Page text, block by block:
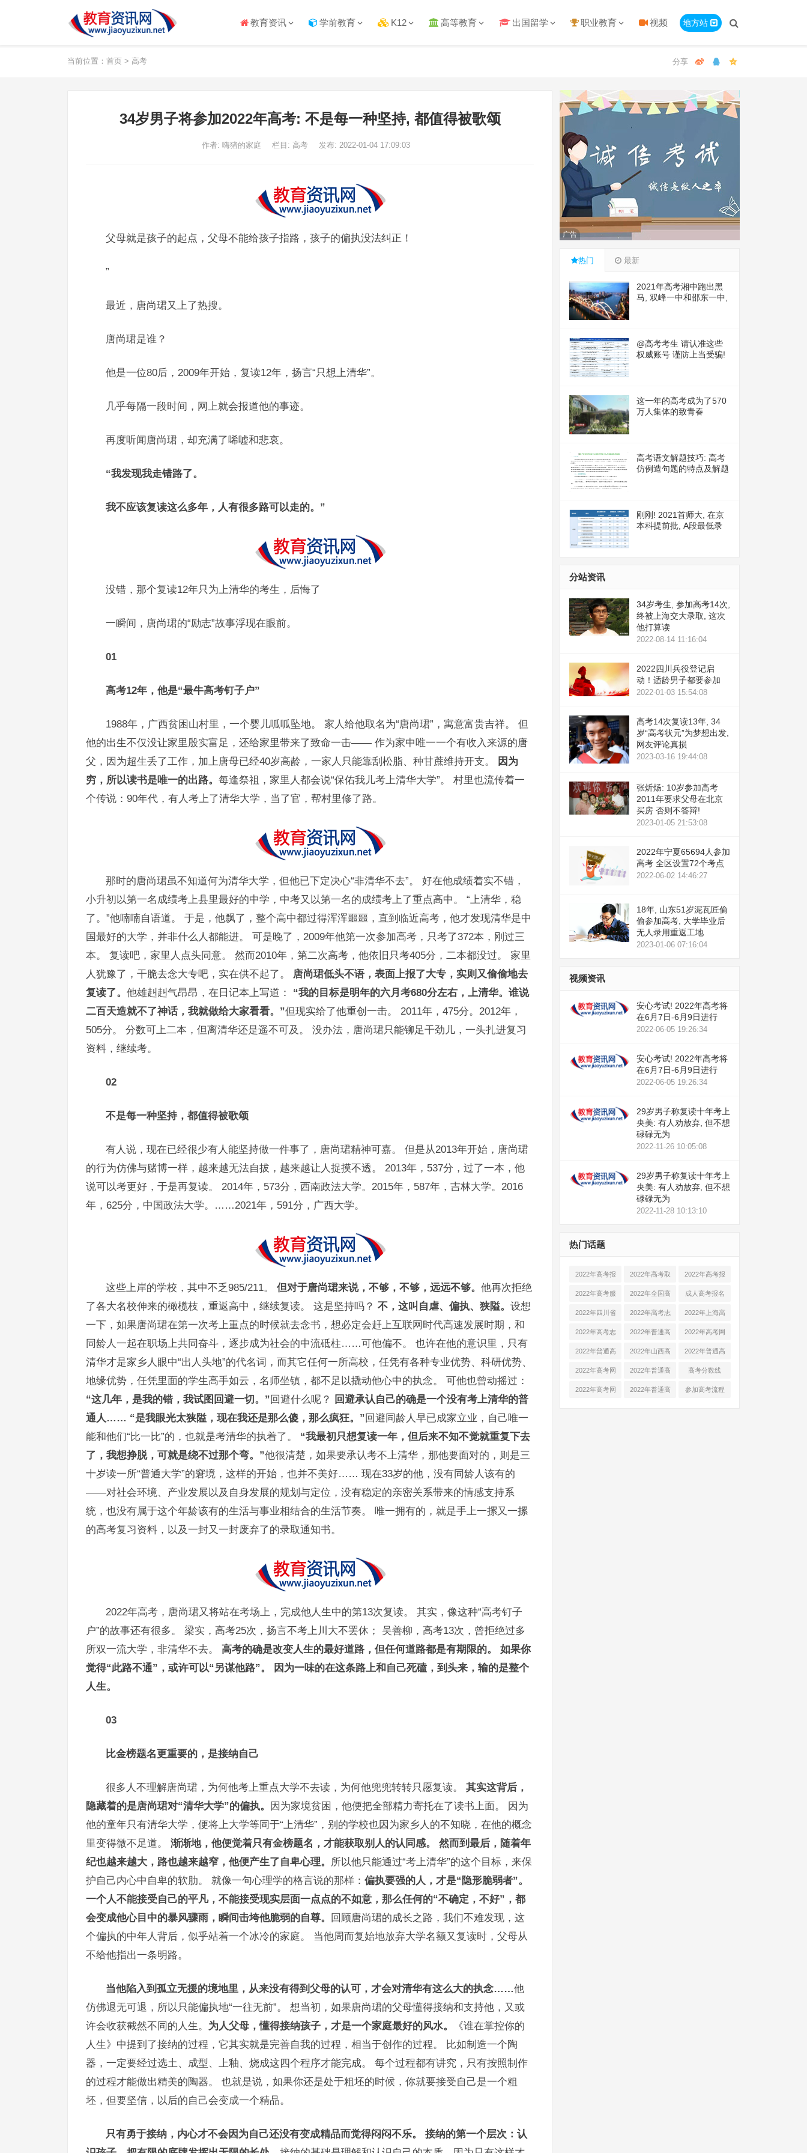
教育资讯 学前教育 K12 高等教育 出国留学 职业教育 视频 地方站
当前位置： 首页 > 高考
34岁男子将参加2022年高考: 不是每一种坚持, 都值得被歌颂
作者: 嗨猪的家庭 栏目: 高考 发布: 2022-01-04 17:09:03
父母就是孩子的起点，父母不能给孩子指路，孩子的偏执没法纠正！
”
最近，唐尚珺又上了热搜。
唐尚珺是谁？
他是一位80后，2009年开始，复读12年，扬言“只想上清华”。
几乎每隔一段时间，网上就会报道他的事迹。
再度听闻唐尚珺，却充满了唏嘘和悲哀。
“我发现我走错路了。
我不应该复读这么多年，人有很多路可以走的。”
没错，那个复读12年只为上清华的考生，后悔了
一瞬间，唐尚珺的“励志”故事浮现在眼前。
01
高考12年，他是“最牛高考钉子户”
1988年，广西贫困山村里，一个婴儿呱呱坠地。 家人给他取名为“唐尚珺”，寓意富贵吉祥。 但
他的出生不仅没让家里殷实富足，还给家里带来了致命一击—— 作为家中唯一一个有收入来源的唐
父，因为超生丢了工作，加上唐母已经40岁高龄，一家人只能靠刮松脂、种甘蔗维持开支。
因为
穷，所以读书是唯一的出路。 每逢祭祖，家里人都会说“保佑我儿考上清华大学”。 村里也流传着一
个传说：90年代，有人考上了清华大学，当了官，帮村里修了路。
那时的唐尚珺虽不知道何为清华大学，但他已下定决心“非清华不去”。 好在他成绩着实不错，
小升初以第一名成绩考上县里最好的中学，中考又以第一名的成绩考上了重点高中。 “上清华，稳
了。”他喃喃自语道。 于是，他飘了，整个高中都过得浑浑噩噩，直到临近高考，他才发现清华是中
国最好的大学，并非什么人都能进。 可是晚了，2009年他第一次参加高考，只考了372本，刚过三
本。 复读吧，家里人点头同意。 然而2010年，第二次高考，他依旧只考405分，二本都没过。 家里
人犹豫了，干脆去念大专吧，实在供不起了。
唐尚珺低头不语，表面上报了大专，实则又偷偷地去
复读了。 他雄赳赳气昂昂，在日记本上写道： “我的目标是明年的六月考680分左右，上清华。谁说
二百天造就不了神话，我就做给大家看看。”但现实给了他重创一击。 2011年，475分。2012年，
505分。 分数可上二本，但离清华还是遥不可及。 没办法，唐尚珺只能铆足干劲儿，一头扎进复习
资料，继续考。
02
不是每一种坚持，都值得被歌颂
有人说，现在已经很少有人能坚持做一件事了，唐尚珺精神可嘉。 但是从2013年开始，唐尚珺
的行为仿佛与赌博一样，越来越无法自拔，越来越让人捉摸不透。 2013年，537分，过了一本，他
说可以考更好，于是再复读。 2014年，573分，西南政法大学。2015年，587年，吉林大学。2016
年，625分，中国政法大学。……2021年，591分，广西大学。
这些上岸的学校，其中不乏985/211。 但对于唐尚珺来说，不够，不够，远远不够。 他再次拒绝
了各大名校伸来的橄榄枝，重返高中，继续复读。 这是坚持吗？ 不，这叫自虐、偏执、狭隘。 设想
一下，如果唐尚珺在第一次考上重点的时候就去念书，想必定会赶上互联网时代高速发展时期，和
同龄人一起在职场上共同奋斗，逐步成为社会的中流砥柱……可他偏不。 也许在他的意识里，只有
清华才是家乡人眼中“出人头地”的代名词，而其它任何一所高校，任凭有各种专业优势、科研优势、
地缘优势，任凭里面的学生高手如云，名师坐镇，都不足以撬动他心中的执念。 可他也曾动摇过：
“这几年，是我的错，我试图回避一切。”回避什么呢？
回避承认自己的确是一个没有考上清华的普
通人…… “是我眼光太狭隘，现在我还是那么傻，那么疯狂。”回避同龄人早已成家立业，自己唯一
能和他们“比一比”的，也就是考清华的执着了。 “我最初只想复读一年，但后来不知不觉就重复下去
了，我想挣脱，可就是绕不过那个弯。”他很清楚，如果要承认考不上清华，那他要面对的，则是三
十岁读一所“普通大学”的窘境，这样的开始，也并不美好…… 现在33岁的他，没有同龄人该有的
——对社会环境、产业发展以及自身发展的规划与定位，没有稳定的亲密关系带来的情感支持系
统，也没有属于这个年龄该有的生活与事业相结合的生活节奏。 唯一拥有的，就是手上一摞又一摞
的高考复习资料，以及一封又一封废弃了的录取通知书。
2022年高考，唐尚珺又将站在考场上，完成他人生中的第13次复读。 其实，像这种“高考钉子
户”的故事还有很多。 梁实，高考25次，扬言不考上川大不罢休； 吴善柳，高考13次，曾拒绝过多
所双一流大学，非清华不去。 高考的确是改变人生的最好道路，但任何道路都是有期限的。 如果你
觉得“此路不通”，或许可以“另谋他路”。 因为一味的在这条路上和自己死磕，到头来，输的是整个
人生。
03
比金榜题名更重要的，是接纳自己
很多人不理解唐尚珺，为何他考上重点大学不去读，为何他兜兜转转只愿复读。 其实这背后，
隐藏着的是唐尚珺对“清华大学”的偏执。
因为家境贫困，他便把全部精力寄托在了读书上面。 因为
他的童年只有清华大学，便将上大学等同于“上清华”，别的学校也因为家乡人的不知晓，在他的概念
里变得微不足道。 渐渐地，他便觉着只有金榜题名，才能获取别人的认同感。 然而到最后，随着年
纪也越来越大，路也越来越窄，他便产生了自卑心理。
所以他只能通过“考上清华”的这个目标，来保
护自己内心中自卑的软肋。 就像一句心理学的格言说的那样： 偏执要强的人，才是“隐形脆弱者”。
一个人不能接受自己的平凡，不能接受现实层面一点点的不如意，那么任何的“不确定，不好”，都
会变成他心目中的暴风骤雨，瞬间击垮他脆弱的自尊。
回顾唐尚珺的成长之路，我们不难发现，这
个偏执的中年人背后，似乎站着一个冰冷的家庭。 当他周而复始地放弃大学名额又复读时，父母从
不给他指出一条明路。
当他陷入到孤立无援的境地里，从来没有得到父母的认可，才会对清华有这么大的执念……他
仿佛退无可退，所以只能偏执地“一往无前”。 想当初，如果唐尚珺的父母懂得接纳和支持他，又或
许会收获截然不同的人生。 为人父母，懂得接纳孩子，才是一个家庭最好的风水。
《谁在掌控你的
人生》中提到了接纳的过程，它其实就是完善自我的过程，相当于创作的过程。 比如制造一个陶
器，一定要经过选土、成型、上釉、烧成这四个程序才能完成。 每个过程都有讲究，只有按照制作
的过程才能做出精美的陶器。 也就是说，如果你还是处于粗坯的时候，你就要接受自己是一个粗
坯，但要坚信，以后的自己会变成一个精品。
只有勇于接纳，内心才不会因为自己还没有变成精品而觉得闷闷不乐。 接纳的第一个层次：认
广告
热门 最新
2021年高考湘中跑出黑
马, 双峰一中和邵东一中,
@高考考生 请认准这些
权威账号 谨防上当受骗!
这一年的高考成为了570
万人集体的致青春
高考语文解题技巧: 高考
仿例造句题的特点及解题
刚刚! 2021首师大, 在京
本科提前批, A段最低录
分站资讯
34岁考生, 参加高考14次,
终被上海交大录取, 这次
他打算读
2022-08-14 11:16:04
2022四川兵役登记启
动！适龄男子都要参加
2022-01-03 15:54:08
高考14次复读13年, 34
岁“高考状元”为梦想出发,
网友评论真损
2023-03-16 19:44:08
张炘炀: 10岁参加高考
2011年要求父母在北京
买房 否则不答辩!
2023-01-05 21:53:08
2022年宁夏65694人参加
高考 全区设置72个考点
2022-06-02 14:46:27
18年, 山东51岁泥瓦匠偷
偷参加高考, 大学毕业后
无人录用重返工地
2023-01-06 07:16:04
视频资讯
安心考试! 2022年高考将
在6月7日-6月9日进行
2022-06-05 19:26:34
安心考试! 2022年高考将
在6月7日-6月9日进行
2022-06-05 19:26:34
29岁男子称复读十年考上
央美: 有人劝放弃, 但不想
碌碌无为
2022-11-26 10:05:08
29岁男子称复读十年考上
央美: 有人劝放弃, 但不想
碌碌无为
2022-11-28 10:13:10
热门话题
2022年高考报
名时间
2022年高考取
消英语
2022年高考报
名条件
2022年高考服
务平台
2022年全国高
考报名时间
成人高考报名
时间2022年
2022年四川省
高考人数
2022年高考志
愿填报指南
2022年上海高
考英语翻译
2022年高考志
愿填报指南
2022年普通高
考报名时间
2022年高考网
上报名时间
2022年普通高
考报名条件
2022年山西高
考招生网
2022年普通高
考报名流程
2022年高考网
上报名官网
2022年普通高
考网上报名
高考分数线
2022年公布时
2022年高考网 2022年普通高 参加高考流程